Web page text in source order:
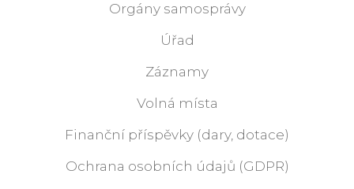
Orgány samosprávy
Úřad
Záznamy
Volná místa
Finanční příspěvky (dary, dotace)
Ochrana osobních údajů (GDPR)